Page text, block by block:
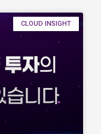
CLOUD INSIGHT